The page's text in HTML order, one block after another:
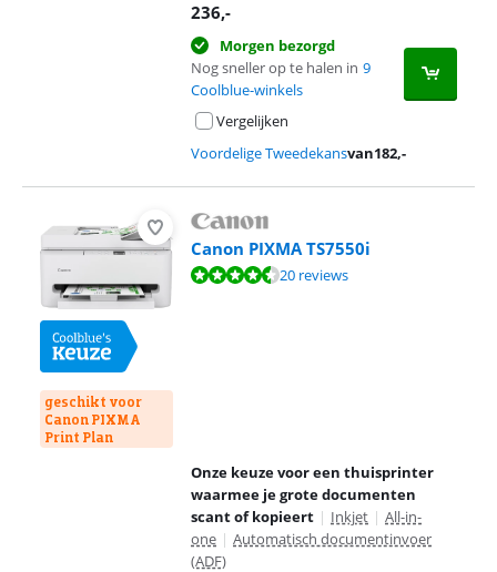
236,-
Morgen bezorgd
Nog sneller op te halen in 9
Coolblue-winkels
Vergelijken
Voordelige Tweedekansvan182,-
geschikt voor
Canon PIXMA
Print Plan
Canon PIXMA TS7550i
Beoordeling is 8,6 van de 10, gebaseerd op 20 reviews.
20 reviews
Onze keuze voor een thuisprinter
waarmee je grote documenten
scant of kopieert | Inkjet | All-in-
one | Automatisch documentinvoer
(ADF)